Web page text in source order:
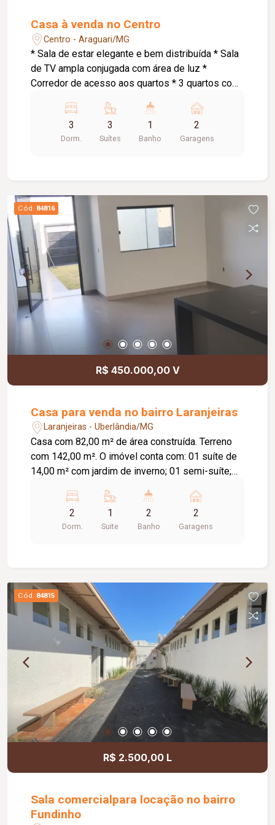
Casa à venda no Centro
Centro - Araguari/MG
* Sala de estar elegante e bem distribuída * Sala
de TV ampla conjugada com área de luz *
Corredor de acesso aos quartos * 3 quartos com
planejados e banheira de hidromassagem * 1
suíte com armários planejados * Cozinha
conjugada com área gourmet ampla *
pequenos * Portão eletrônico * 2 interfones para
maior comodidade e acessibilidade * Energia
solar atendendo as 3 suítes, proporcionando
mais economia e eficiência energética
3
Dorm.
3
Suítes
1
Banho
2
Garagens
Cód. 84816
R$ 450.000,00 V
Casa para venda no bairro Laranjeiras
Laranjeiras - Uberlândia/MG
Casa com 82,00 m² de área construída. Terreno
com 142,00 m². O imóvel conta com: 01 suíte de
14,00 m² com jardim de inverno; 01 semi-suíte;
m; Área gourmet; Diferenciais: Piso em
porcelanato Via Rosa Tipo A com rodapé
embutido; Tubulação Amanco; Louças Deca; Gás
banheiros e cozinha; Banheiros com box e ducha
higiênica; Paisagismo completo; Muros com
concertina e cerca elétrica, proporcionando mais
segurança.
2
Dorm.
1
Suite
2
Banho
2
Garagens
Cód. 84815
R$ 2.500,00 L
Sala comercialpara locação no bairro
Fundinho